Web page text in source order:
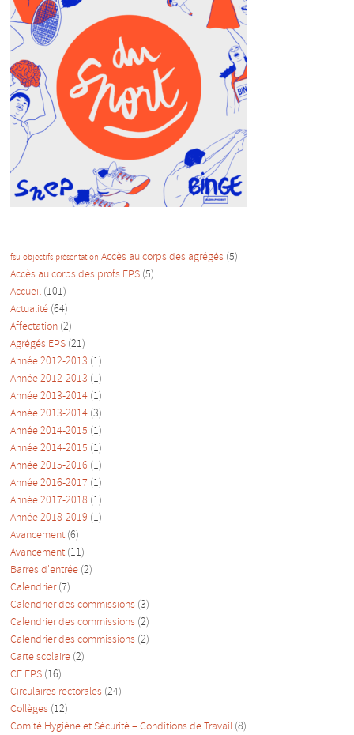
fsu objectifs présentation Accès au corps des agrégés (5)
Accès au corps des profs EPS (5)
Accueil (101)
Actualité (64)
Affectation (2)
Agrégés EPS (21)
Année 2012-2013 (1)
Année 2012-2013 (1)
Année 2013-2014 (1)
Année 2013-2014 (3)
Année 2014-2015 (1)
Année 2014-2015 (1)
Année 2015-2016 (1)
Année 2016-2017 (1)
Année 2017-2018 (1)
Année 2018-2019 (1)
Avancement (6)
Avancement (11)
Barres d'entrée (2)
Calendrier(7)
Calendrier des commissions (3)
Calendrier des commissions (2)
Calendrier des commissions (2)
Carte scolaire (2)
CE EPS (16)
Circulaires rectorales (24)
Collèges (12)
Comité Hygiène et Sécurité – Conditions de Travail (8)